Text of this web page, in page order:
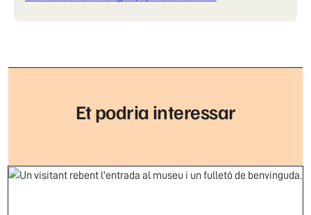
Et podria interessar